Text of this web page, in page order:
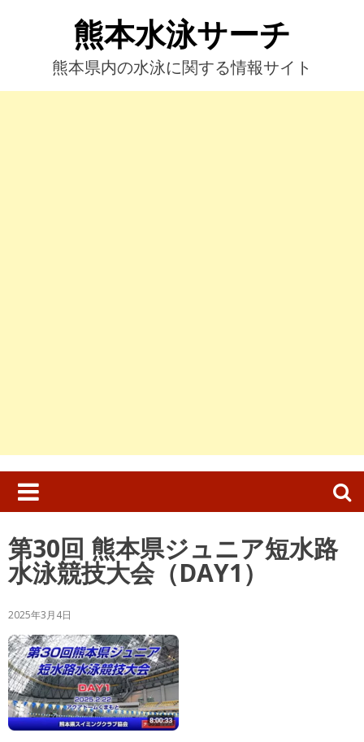
へ
熊本水泳サーチ
熊本県内の水泳に関する情報サイト
検
索:
第30回 熊本県ジュニア短水路
水泳競技大会（DAY1）
2025年3月4日